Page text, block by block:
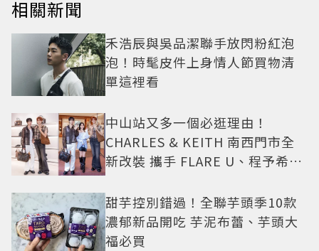
相關新聞
禾浩辰與吳品潔聯手放閃粉紅泡
泡！時髦皮件上身情人節買物清
單這裡看
中山站又多一個必逛理由！
CHARLES & KEITH 南西門市全
新改裝 攜手 FLARE U、程予希演
甜芋控別錯過！全聯芋頭季10款
濃郁新品開吃 芋泥布蕾、芋頭大
福必買